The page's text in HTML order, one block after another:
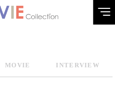
MOVIE INTERVIEW